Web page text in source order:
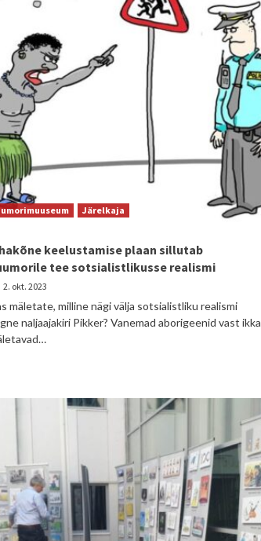
Järelkaja
keelustamise plaan sillutab
tee sotsialistlikusse realismi
2. okt. 2023
mäletate, milline nägi välja sotsialistliku realismi
naljaajakiri Pikker? Vanemad aborigeenid vast ikka